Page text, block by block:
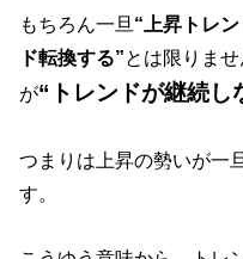
もちろん一旦 “上昇トレ
ド転換する”とは限りま
が“トレンドが継続し
つまりは上昇の勢いが一
す。